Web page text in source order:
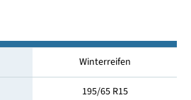
Winterreifen
195/65 R15